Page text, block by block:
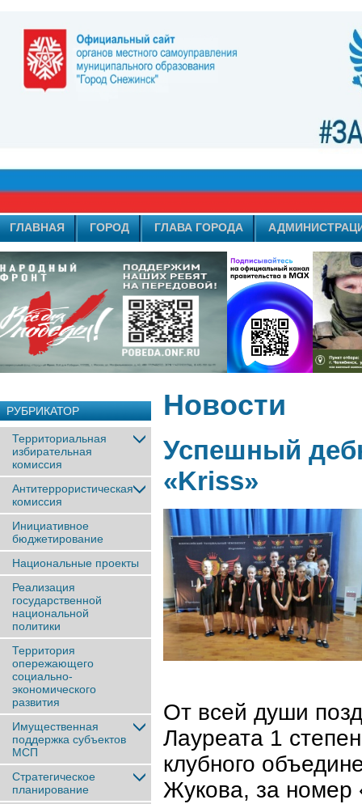
ГЛАВНАЯ ГОРОД ГЛАВА ГОРОДА
РУБРИКАТОР
Территориальная
избирательная
комиссия
Антитеррористическая
комиссия
Инициативное
бюджетирование
Национальные проекты
Реализация
государственной
национальной
политики
Территория
опережающего
социально-
экономического
развития
Имущественная
поддержка субъектов
МСП
Стратегическое
планирование
Новости
Успешный
«Kriss»
От всей души
Лауреата 1
клубного
Жукова, за номер